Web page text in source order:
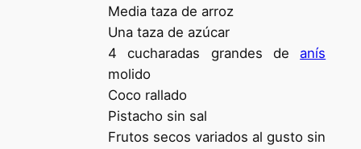
Media taza de arroz
Una taza de azúcar
4 cucharadas grandes deanís
molido
Coco rallado
Pistacho sin sal
Frutos secos variados al gusto sin